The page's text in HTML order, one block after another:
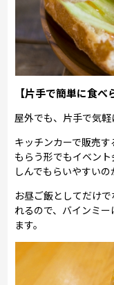
【片手で簡単に食べ
屋外でも、片手で気軽
キッチンカーで販売
もらう形でもイベン
しんでもらいやすいの
お昼ご飯としてだけ
れるので、バインミ
ます。